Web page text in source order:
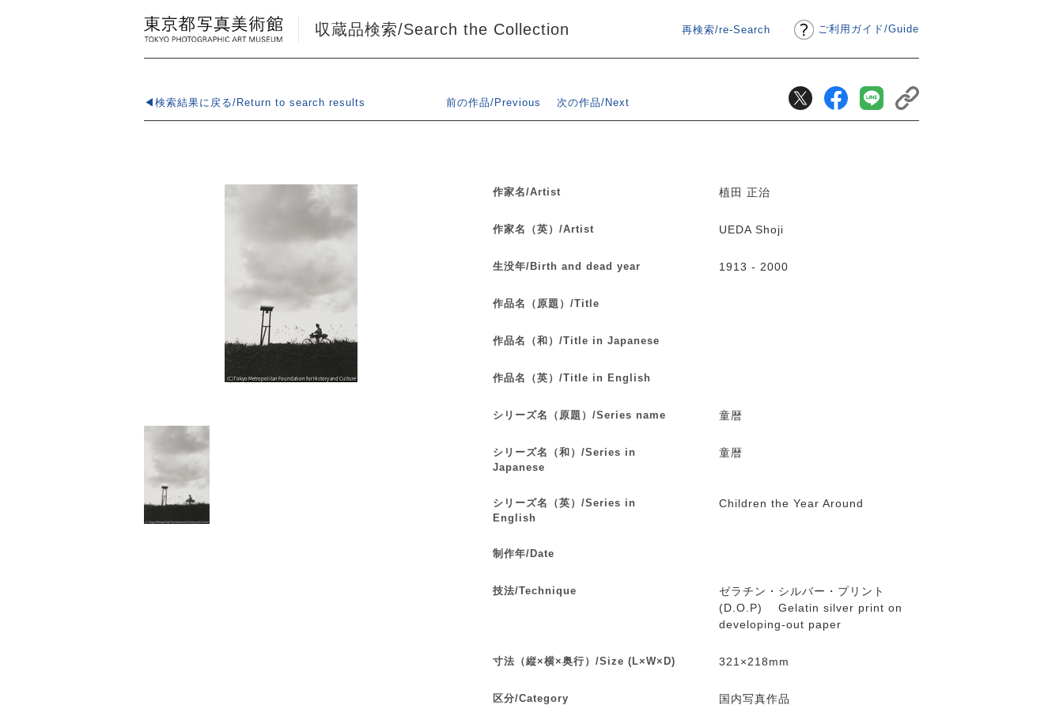
ご利用ガイド/Guide
収蔵品検索/Search the Collection 再検索/re-Search
◀検索結果に戻る/Return to search results 前の作品/Previous 次の作品/Next
作家名/Artist 植田 正治
作家名（英）/Artist UEDA Shoji
生没年/Birth and dead year 1913 - 2000
作品名（原題）/Title
作品名（和）/Title in Japanese
作品名（英）/Title in English
シリーズ名（原題）/Series name 童暦
シリーズ名（和）/Series in
Japanese
童暦
シリーズ名（英）/Series in
English
Children the Year Around
制作年/Date
技法/Technique
ゼラチン・シルバー・プリント
(D.O.P) Gelatin silver print on
developing-out paper
寸法（縦×横×奥行）/Size (L×W×D) 321×218mm
区分/Category 国内写真作品